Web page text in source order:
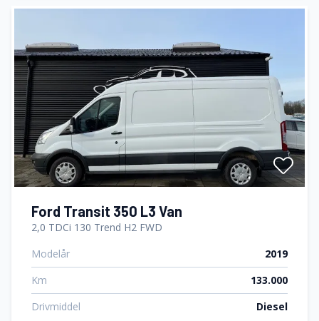
Ford Transit 350 L3 Van
2,0 TDCi 130 Trend H2 FWD
Modelår
2019
Km
133.000
Drivmiddel
Diesel